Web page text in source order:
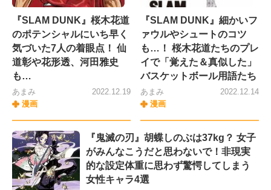
『SLAM DUNK』桜木花道
のポテンシャルにいち早く
気づいた7人の着眼点！ 仙
道彰や花形透、河田雅史
も…
あまみ
漫画
2022.12.19
『SLAM DUNK』細かいフ
ァウルやシュートのコツ
も…！ 桜木花道たちのプレ
イで「覚えた＆真似した」
バスケットボール用語たち
あまみ
漫画
2022.12.14
『鬼滅の刃』胡蝶しのぶは37kg？ 女子
がみんなこうだと思わないで！非現実
的な設定体重に思わず驚愕してしまう
女性キャラ4選